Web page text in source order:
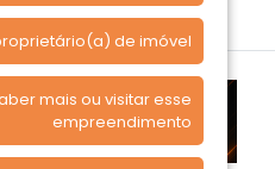
de imóvel
mais ou visitar esse
empreendimento
para
de